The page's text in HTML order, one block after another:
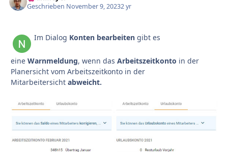
Geschrieben November 9, 20232 yr
Im Dialog Konten bearbeiten gibt es
eine Warnmeldung, wenn das Arbeitszeitkonto in der
Planersicht vom Arbeitszeitkonto in der
Mitarbeitersicht abweicht.